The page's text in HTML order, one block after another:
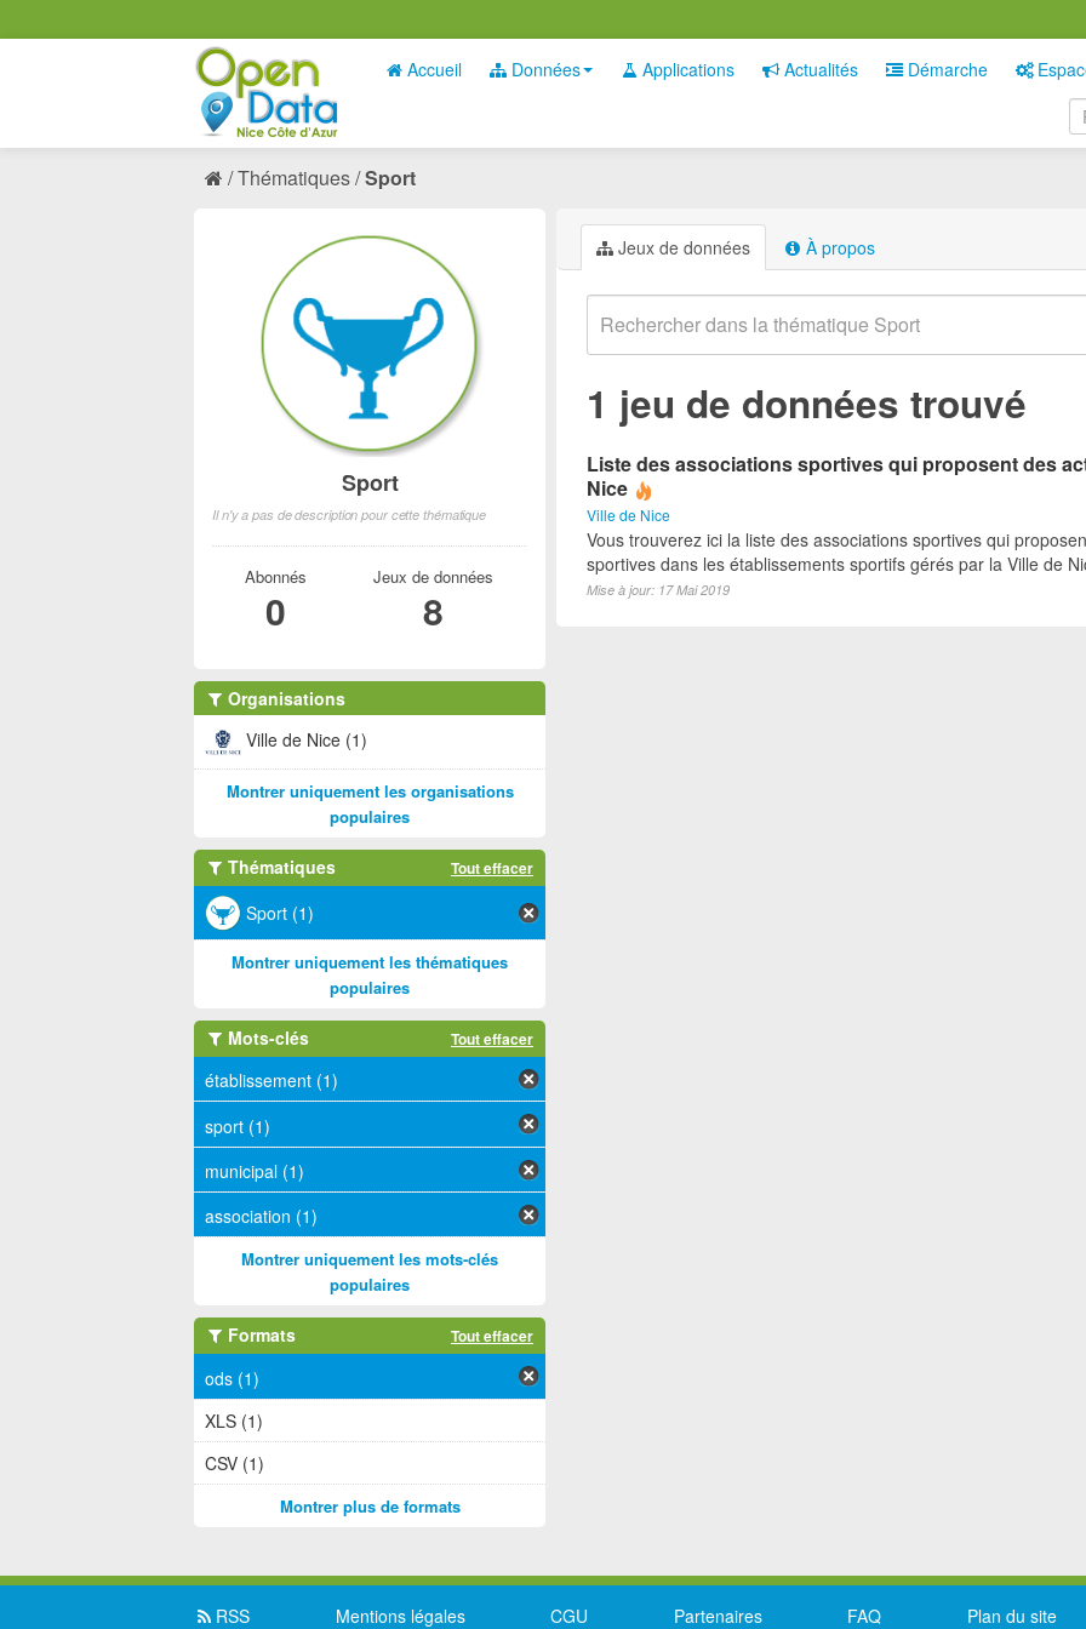
Accueil Données Applications Actualités Démarche
Thématiques Sport
Jeux de données À propos
1 jeu de données trouvé
Liste des associations sportives qui proposent des
Nice
Ville de Nice
Vous trouverez ici la liste des associations sportives qui
sportives dans les établissements sportifs gérés par la Ville de
Mise à jour: 17 Mai 2019
Sport
Il n'y a pas de description pour cette thématique
Abonnés
0
Jeux de données
8
Organisations
Ville de Nice (1)
Montrer uniquement les organisations
populaires
Thématiques Tout effacer
Sport (1)
Montrer uniquement les thématiques
populaires
Mots-clés Tout effacer
établissement (1)
sport (1)
municipal (1)
association (1)
Montrer uniquement les mots-clés
populaires
Formats Tout effacer
ods (1)
XLS (1)
CSV (1)
Montrer plus de formats
RSS Mentions légales CGU Partenaires FAQ Plan du site